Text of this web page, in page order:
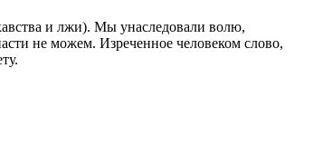
и лжи). Мы унаследовали волю,
не можем. Изреченное человеком слово,